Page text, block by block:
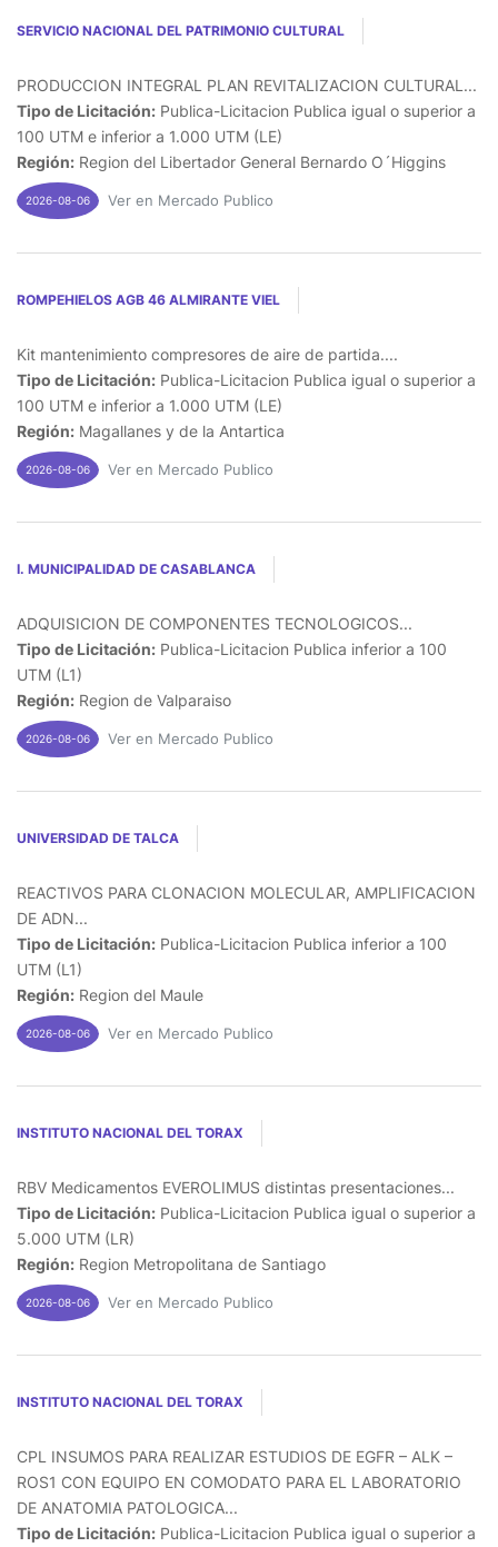
SERVICIO NACIONAL DEL PATRIMONIO CULTURAL
PRODUCCION INTEGRAL PLAN REVITALIZACION CULTURAL...
Tipo de Licitación: Publica-Licitacion Publica igual o superior a
100 UTM e inferior a 1.000 UTM (LE)
Región: Region del Libertador General Bernardo O´Higgins
2026-08-06 Ver en Mercado Publico
ROMPEHIELOS AGB 46 ALMIRANTE VIEL
Kit mantenimiento compresores de aire de partida....
Tipo de Licitación: Publica-Licitacion Publica igual o superior a
100 UTM e inferior a 1.000 UTM (LE)
Región: Magallanes y de la Antartica
2026-08-06 Ver en Mercado Publico
I. MUNICIPALIDAD DE CASABLANCA
ADQUISICION DE COMPONENTES TECNOLOGICOS...
Tipo de Licitación: Publica-Licitacion Publica inferior a 100
UTM (L1)
Región: Region de Valparaiso
2026-08-06 Ver en Mercado Publico
UNIVERSIDAD DE TALCA
REACTIVOS PARA CLONACION MOLECULAR, AMPLIFICACION
DE ADN...
Tipo de Licitación: Publica-Licitacion Publica inferior a 100
UTM (L1)
Región: Region del Maule
2026-08-06 Ver en Mercado Publico
INSTITUTO NACIONAL DEL TORAX
RBV Medicamentos EVEROLIMUS distintas presentaciones...
Tipo de Licitación: Publica-Licitacion Publica igual o superior a
5.000 UTM (LR)
Región: Region Metropolitana de Santiago
2026-08-06 Ver en Mercado Publico
INSTITUTO NACIONAL DEL TORAX
CPL INSUMOS PARA REALIZAR ESTUDIOS DE EGFR – ALK –
ROS1 CON EQUIPO EN COMODATO PARA EL LABORATORIO
DE ANATOMIA PATOLOGICA...
Tipo de Licitación: Publica-Licitacion Publica igual o superior a